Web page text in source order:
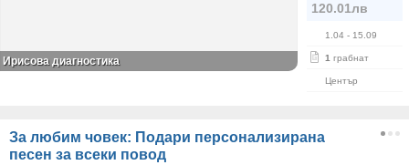
120.01лв
1.04 - 15.09
1 грабнат
Център
Ирисова диагностика
За любим човек: Подари персонализирана
песен за всеки повод